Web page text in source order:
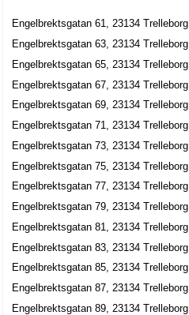
Originalet Anne-Li Karlsson
Anne-Li Karlsson
0410-45058
BRF Ripahejdan nr 1
Nils Erik Sigvard Borglin
0410-10190
Engelbrektsgatan 20 B, 23153 Trelleborg
Emfurium Marine Products AB
Jens Henrik Haaning
Allehandaland
Rolf Hilding Barry Flymén
0410-14660
Engelbrektsgatan 26, 23153 Trelleborg
Engelbrektsgatan 61, 23134 Trelleborg
Engelbrektsgatan 63, 23134 Trelleborg
Engelbrektsgatan 65, 23134 Trelleborg
Engelbrektsgatan 67, 23134 Trelleborg
Engelbrektsgatan 69, 23134 Trelleborg
Engelbrektsgatan 71, 23134 Trelleborg
Engelbrektsgatan 73, 23134 Trelleborg
Engelbrektsgatan 75, 23134 Trelleborg
Engelbrektsgatan 77, 23134 Trelleborg
Engelbrektsgatan 79, 23134 Trelleborg
Engelbrektsgatan 81, 23134 Trelleborg
Engelbrektsgatan 83, 23134 Trelleborg
Engelbrektsgatan 85, 23134 Trelleborg
Engelbrektsgatan 87, 23134 Trelleborg
Engelbrektsgatan 89, 23134 Trelleborg